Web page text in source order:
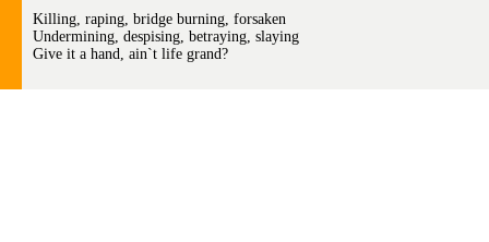
Killing, raping, bridge burning, forsaken
Undermining, despising, betraying, slaying
Give it a hand, ain`t life grand?